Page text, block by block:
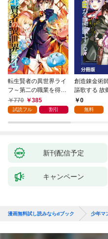
転生賢者の異世界ライ
フ～第二の職業を得
て、世界最強になりま
した～ 1巻
770 385
試読フル 割引
創造錬金術
謳歌する 故
れたら、魔
で超絶効果
0
無料
新刊配信予定
キャンペーン
漫画無料試し読みならdブック 少年マ